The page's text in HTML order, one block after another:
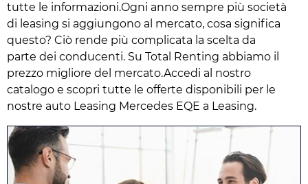
tutte le informazioni.Ogni anno sempre più società
di leasing si aggiungono al mercato, cosa significa
questo? Ciò rende più complicata la scelta da
parte dei conducenti. Su Total Renting abbiamo il
prezzo migliore del mercato.Accedi al nostro
catalogo e scopri tutte le offerte disponibili per le
nostre auto Leasing Mercedes EQE a Leasing.